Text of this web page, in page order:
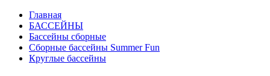
Главная
БАССЕЙНЫ
Бассейны сборные
Сборные бассейны Summer Fun
Круглые бассейны